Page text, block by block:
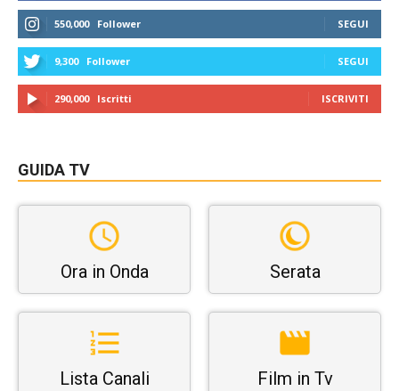
550,000 Follower SEGUI
9,300 Follower SEGUI
290,000 Iscritti ISCRIVITI
GUIDA TV
Ora in Onda Serata
Lista Canali Film in Tv